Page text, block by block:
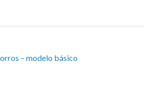
– modelo básico